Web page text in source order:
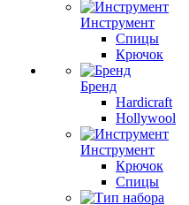
Инструмент
Спицы
Крючок
Бренд
Hardicraft
Hollywool
Инструмент
Крючок
Спицы